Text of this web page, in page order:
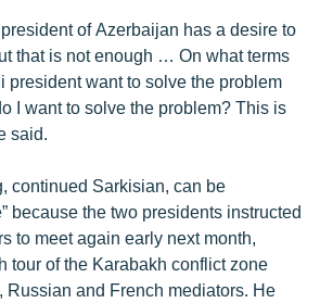
of Azerbaijan has a desire to
that is not enough … On what terms
president want to solve the problem
I want to solve the problem? This is
said.
continued Sarkisian, can be
because the two presidents instructed
to meet again early next month,
tour of the Karabakh conflict zone
Russian and French mediators. He